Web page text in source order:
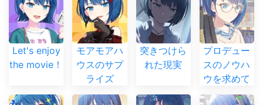
Let's enjoy
the movie！
モアモアハ
ウスのサプ
ライズ
突きつけら
れた現実
プロデュー
スのノウハ
ウを求めて